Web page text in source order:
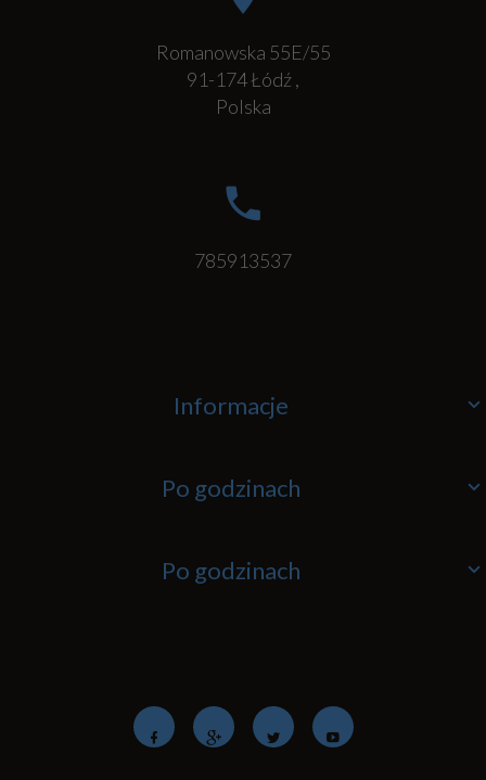
Romanowska 55E/55
91-174Łódź,
Polska
785913537
Informacje
Po godzinach
Po godzinach